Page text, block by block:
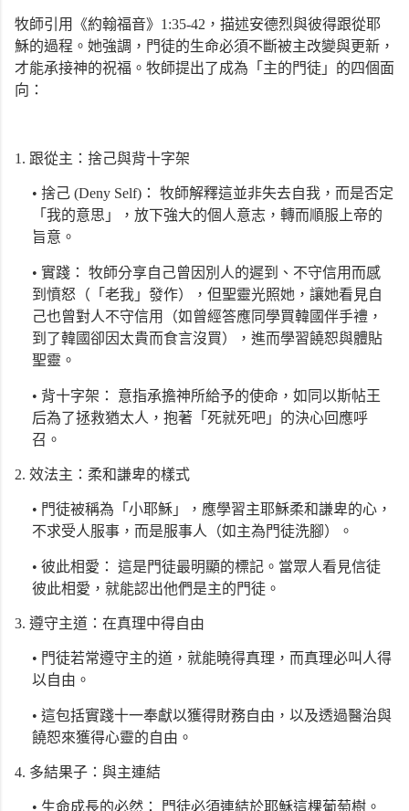
牧師引用《約翰福音》1:35-42，描述安德烈與彼得跟從耶
穌的過程。她強調，門徒的生命必須不斷被主改變與更新，
才能承接神的祝福。牧師提出了成為「主的門徒」的四個面
向：
1. 跟從主：捨己與背十字架
• 捨己 (Deny Self)： 牧師解釋這並非失去自我，而是否定
「我的意思」，放下強大的個人意志，轉而順服上帝的
旨意。
• 實踐： 牧師分享自己曾因別人的遲到、不守信用而感
到憤怒（「老我」發作），但聖靈光照她，讓她看見自
己也曾對人不守信用（如曾經答應同學買韓國伴手禮，
到了韓國卻因太貴而食言沒買），進而學習饒恕與體貼
聖靈。
• 背十字架： 意指承擔神所給予的使命，如同以斯帖王
后為了拯救猶太人，抱著「死就死吧」的決心回應呼
召。
2. 效法主：柔和謙卑的樣式
• 門徒被稱為「小耶穌」，應學習主耶穌柔和謙卑的心，
不求受人服事，而是服事人（如主為門徒洗腳）。
• 彼此相愛： 這是門徒最明顯的標記。當眾人看見信徒
彼此相愛，就能認出他們是主的門徒。
3. 遵守主道：在真理中得自由
• 門徒若常遵守主的道，就能曉得真理，而真理必叫人得
以自由。
• 這包括實踐十一奉獻以獲得財務自由，以及透過醫治與
饒恕來獲得心靈的自由。
4. 多結果子：與主連結
• 生命成長的必然： 門徒必須連結於耶穌這棵葡萄樹。